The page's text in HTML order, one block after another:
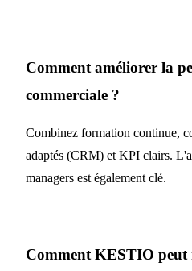
Comment améliorer la
commerciale ?
Combinez formation continue,
adaptés (CRM) et KPI clairs.
managers est également clé.
Comment KESTIO peut